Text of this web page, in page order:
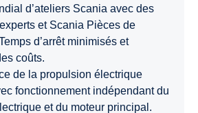
d’ateliers Scania avec des
et Scania Pièces de
d’arrêt minimisés et
coûts.
de la propulsion électrique
fonctionnement indépendant du
et du moteur principal.